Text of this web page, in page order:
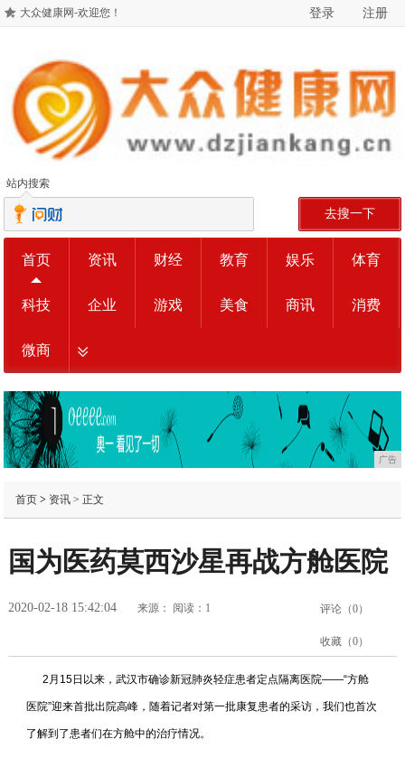
大众健康网-欢迎您！ 登录 注册
站内搜索
去搜一下
首页 资讯 财经 教育 娱乐 体育
科技 企业 游戏 美食 商讯 消费
微商
广告
首页> 资讯> 正文
国为医药莫西沙星再战方舱医院
2020-02-18 15:42:04 来源： 阅读：1 评论（0）
收藏（0）
2月15日以来，武汉市确诊新冠肺炎轻症患者定点隔离医院——“方舱
医院”迎来首批出院高峰，随着记者对第一批康复患者的采访，我们也首次
了解到了患者们在方舱中的治疗情况。